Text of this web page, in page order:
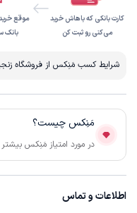
کارت بانکی که باهاش خرید
می‌کنی رو ثبت کن
موقع
بانک
شرایط کسب مَنِکس از فروشگاه
مَنِکس چیست؟
در مورد امتیاز مَنِکس بیشتر
اطلاعات و تماس